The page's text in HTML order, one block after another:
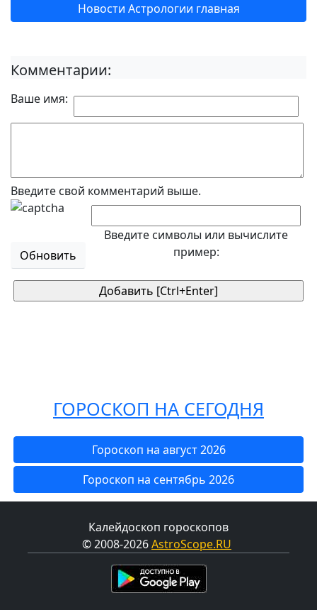
Новости Астрологии главная
Комментарии:
Ваше имя:
Введите свой комментарий выше.
Обновить
Введите символы или вычислите
пример:
ГОРОСКОП НА СЕГОДНЯ
Гороскоп на август 2026
Гороскоп на сентябрь 2026
Калейдоскоп гороскопов
© 2008-2026AstroScope.RU